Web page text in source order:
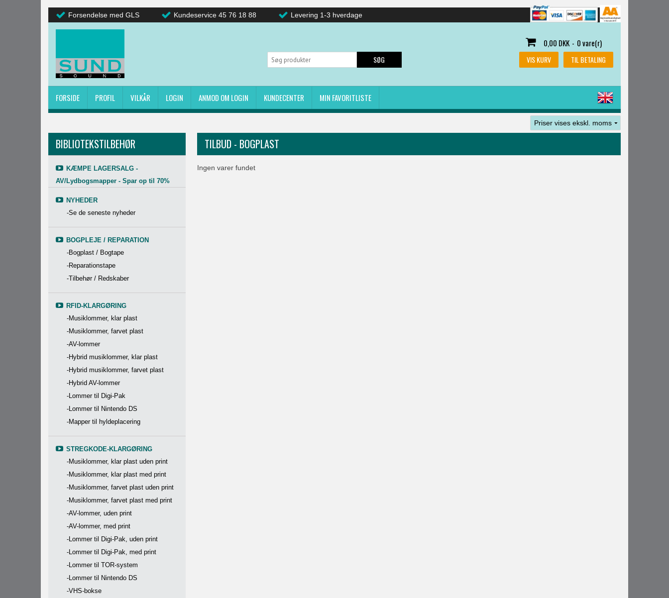
Forsendelse med GLS Kundeservice 45 76 18 88 Levering 1-3 hverdage
0,00 DKK - 0 vare(r)
VIS KURV TIL BETALING
FORSIDE PROFIL VILKÅR LOGIN ANMOD OM LOGIN KUNDECENTER MIN FAVORITLISTE
SØG
BIBLIOTEKSTILBEHØR
KÆMPE LAGERSALG -
AV/Lydbogsmapper - Spar op til 70%
NYHEDER
-Se de seneste nyheder
BOGPLEJE / REPARATION
-Bogplast / Bogtape
-Reparationstape
-Tilbehør / Redskaber
RFID-KLARGØRING
-Musiklommer, klar plast
-Musiklommer, farvet plast
-AV-lommer
-Hybrid musiklommer, klar plast
-Hybrid musiklommer, farvet plast
-Hybrid AV-lommer
-Lommer til Digi-Pak
-Lommer til Nintendo DS
-Mapper til hyldeplacering
STREGKODE-KLARGØRING
-Musiklommer, klar plast uden print
-Musiklommer, klar plast med print
-Musiklommer, farvet plast uden print
-Musiklommer, farvet plast med print
-AV-lommer, uden print
-AV-lommer, med print
-Lommer til Digi-Pak, uden print
-Lommer til Digi-Pak, med print
-Lommer til TOR-system
-Lommer til Nintendo DS
-VHS-bokse
TILBUD - BOGPLAST
Ingen varer fundet